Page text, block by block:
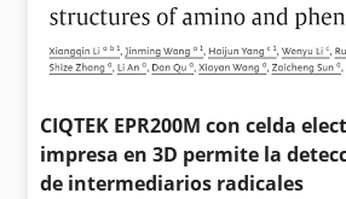
CIQTEK EPR200M con celda
impresa en 3D permite la
de intermediarios radicales